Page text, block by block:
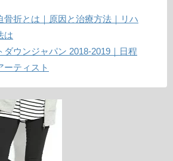
骨折とは｜原因と治療方法｜リハ
は
ダウンジャパン 2018-2019｜日程
ーティスト